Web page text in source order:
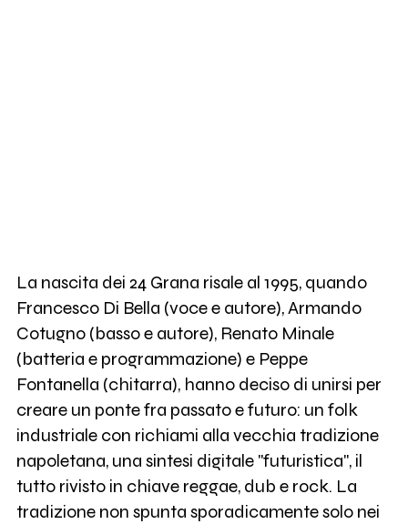
La nascita dei 24 Grana risale al 1995, quando
Francesco Di Bella (voce e autore), Armando
Cotugno (basso e autore), Renato Minale
(batteria e programmazione) e Peppe
Fontanella (chitarra), hanno deciso di unirsi per
creare un ponte fra passato e futuro: un folk
industriale con richiami alla vecchia tradizione
napoletana, una sintesi digitale "futuristica", il
tutto rivisto in chiave reggae, dub e rock. La
tradizione non spunta sporadicamente solo nei